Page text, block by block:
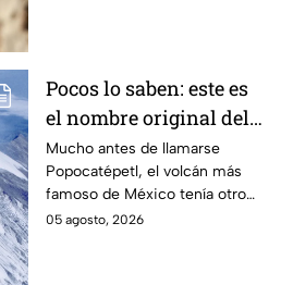
Pocos lo saben: este es
el nombre original del
volcán Popocatépetl
Mucho antes de llamarse
Popocatépetl, el volcán más
famoso de México tenía otro
nombre que pocos conocen y
05 agosto, 2026